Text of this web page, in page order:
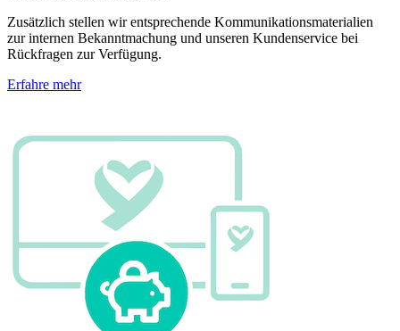
Zusätzlich stellen wir entsprechende Kommunikationsmaterialien
zur internen Bekanntmachung und unseren Kundenservice bei
Rückfragen zur Verfügung.
Erfahre mehr